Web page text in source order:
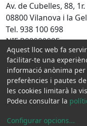
Av. de Cubelles, 88, 1r.
08800 Vilanova i la
Tel. 938 100 698
NIF P0800008E
Amb la col·laboració
Aquest lloc web fa
facilitar-te una
informació anònima
preferències i pautes
les cookies limitarà la
Podeu consultar la
Configurar opcions...